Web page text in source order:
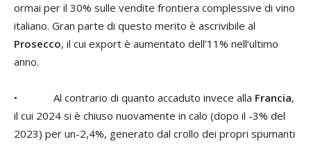
ormai per il 30% sulle vendite frontiera complessive di vino
italiano. Gran parte di questo merito è ascrivibile al
Prosecco, il cui export è aumentato dell’11% nell’ultimo
anno.
• Al contrario di quanto accaduto invece alla Francia,
il cui 2024 si è chiuso nuovamente in calo (dopo il -3% del
2023) per un-2,4%, generato dal crollo dei propri spumanti